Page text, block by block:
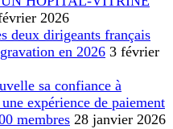
2026
deux dirigeants français
en 2026 3 février
sa confiance à
expérience de paiement
membres 28 janvier 2026